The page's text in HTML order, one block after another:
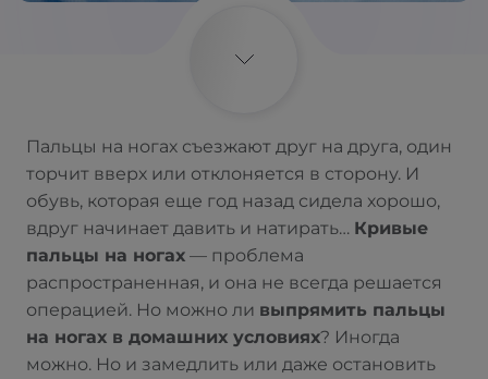
Пальцы на ногах съезжают друг на друга, один
торчит вверх или отклоняется в сторону. И
обувь, которая еще год назад сидела хорошо,
вдруг начинает давить и натирать… Кривые
пальцы на ногах — проблема
распространенная, и она не всегда решается
операцией. Но можно ли выпрямить пальцы
на ногах в домашних условиях? Иногда
можно. Но и замедлить или даже остановить